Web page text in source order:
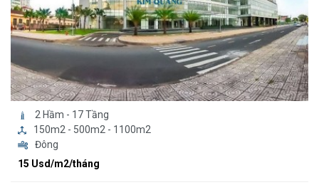
2 Hầm - 17 Tầng
150m2 - 500m2 - 1100m2
Đông
15 Usd/m2/tháng